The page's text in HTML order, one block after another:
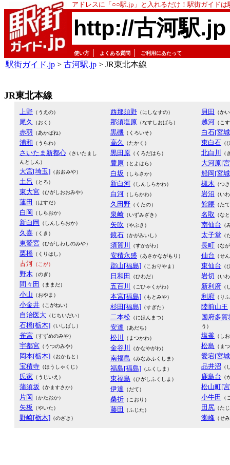
アドレスに「○○駅.jp」と入れるだけ！駅街ガイド
http://古河駅.jp
使い方 よくある質問 ご利用にあたって
駅街ガイド.jp > 古河駅.jp > JR東北本線
JR東北本線
上野 （うえの）
尾久 （おく）
赤羽 （あかばね）
浦和 （うらわ）
さいたま新都心 （さいたまし
んとしん）
大宮[埼玉] （おおみや）
土呂 （とろ）
東大宮 （ひがしおおみや）
蓮田 （はすだ）
白岡 （しらおか）
新白岡 （しんしらおか）
久喜 （くき）
東鷲宮 （ひがしわしのみや）
栗橋 （くりはし）
古河 （こが）
野木 （のぎ）
間々田 （ままだ）
小山 （おやま）
小金井 （こがねい）
自治医大 （じちいだい）
石橋[栃木] （いしばし）
雀宮 （すずめのみや）
宇都宮 （うつのみや）
岡本[栃木] （おかもと）
宝積寺 （ほうしゃくじ）
氏家 （うじいえ）
蒲須坂 （かますさか）
片岡 （かたおか）
矢板 （やいた）
野崎[栃木] （のざき）
西那須野 （にしなすの）
那須塩原 （なすしおばら）
黒磯 （くろいそ）
高久 （たかく）
黒田原 （くろだはら）
豊原 （とよはら）
白坂 （しらさか）
新白河 （しんしらかわ）
白河 （しらかわ）
久田野 （くたの）
泉崎 （いずみざき）
矢吹 （やぶき）
鏡石 （かがみいし）
須賀川 （すかがわ）
安積永盛 （あさかながもり）
郡山[福島] （こおりやま）
日和田 （ひわだ）
五百川 （ごひゃくがわ）
本宮[福島] （もとみや）
杉田[福島] （すぎた）
二本松 （にほんまつ）
安達 （あだち）
松川 （まつかわ）
金谷川 （かなやがわ）
南福島 （みなみふくしま）
福島[福島] （ふくしま）
東福島 （ひがしふくしま）
伊達 （だて）
桑折 （こおり）
藤田 （ふじた）
貝田 （か
越河 （こ
白石[宮
東白石 （
北白川 （
大河原[
船岡[宮
槻木 （つ
岩沼 （い
館腰 （た
名取 （な
南仙台 （
太子堂 （
長町 （な
仙台 （せ
東仙台 （
岩切 （い
新利府 （
利府 （り
陸前山王
国府多賀
う）
塩釜 （し
松島 （ま
愛宕[宮
品井沼 （
鹿島台 （
松山町[
小牛田
（
田尻 （た
瀬峰 （せ